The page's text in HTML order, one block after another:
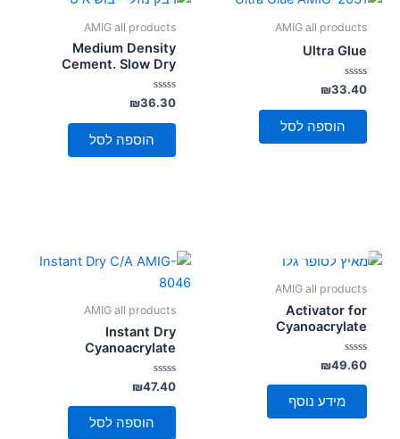
AMIG all products
Ultra Glue
דורג
0
מתוך
₪33.40
הוספה לסל
AMIG all products
Medium Density
Cement. Slow Dry
דורג
0
מתוך
₪36.30
הוספה לסל
AMIG all products
Activator for
Cyanoacrylate
דורג
0
מתוך
₪49.60
מידע נוסף
AMIG all products
Instant Dry
Cyanoacrylate
דורג
0
מתוך
₪47.40
הוספה לסל